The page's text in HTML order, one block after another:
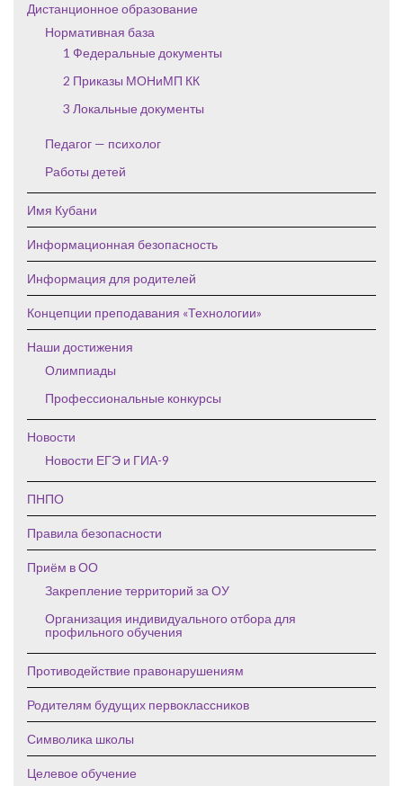
Дистанционное образование
Нормативная база
1 Федеральные документы
2 Приказы МОНиМП КК
3 Локальные документы
Педагог — психолог
Работы детей
Имя Кубани
Информационная безопасность
Информация для родителей
Концепции преподавания «Технологии»
Наши достижения
Олимпиады
Профессиональные конкурсы
Новости
Новости ЕГЭ и ГИА-9
ПНПО
Правила безопасности
Приём в ОО
Закрепление территорий за ОУ
Организация индивидуального отбора для
профильного обучения
Противодействие правонарушениям
Родителям будущих первоклассников
Символика школы
Целевое обучение